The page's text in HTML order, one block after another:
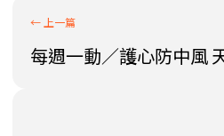
每週一動／護心防中風